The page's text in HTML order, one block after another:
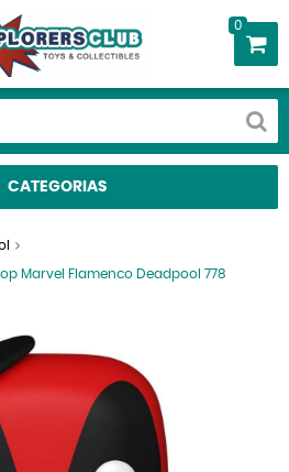
0
CATEGORIAS
Marvel Flamenco Deadpool 778